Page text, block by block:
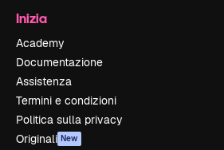
Inizia
Academy
Documentazione
Assistenza
Termini e condizioni
Politica sulla privacy
Originali New